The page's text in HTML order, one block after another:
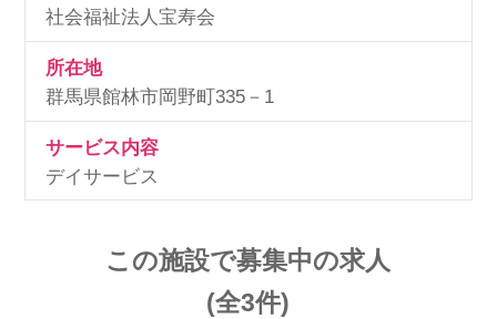
社会福祉法人宝寿会
所在地
群馬県館林市岡野町335－1
サービス内容
デイサービス
この施設で募集中の求人
(全3件)